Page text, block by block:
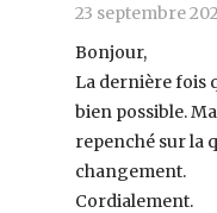
23 septembre
Bonjour,
La dernière fois
bien possible.
repenché sur la
changement.
Cordialement.